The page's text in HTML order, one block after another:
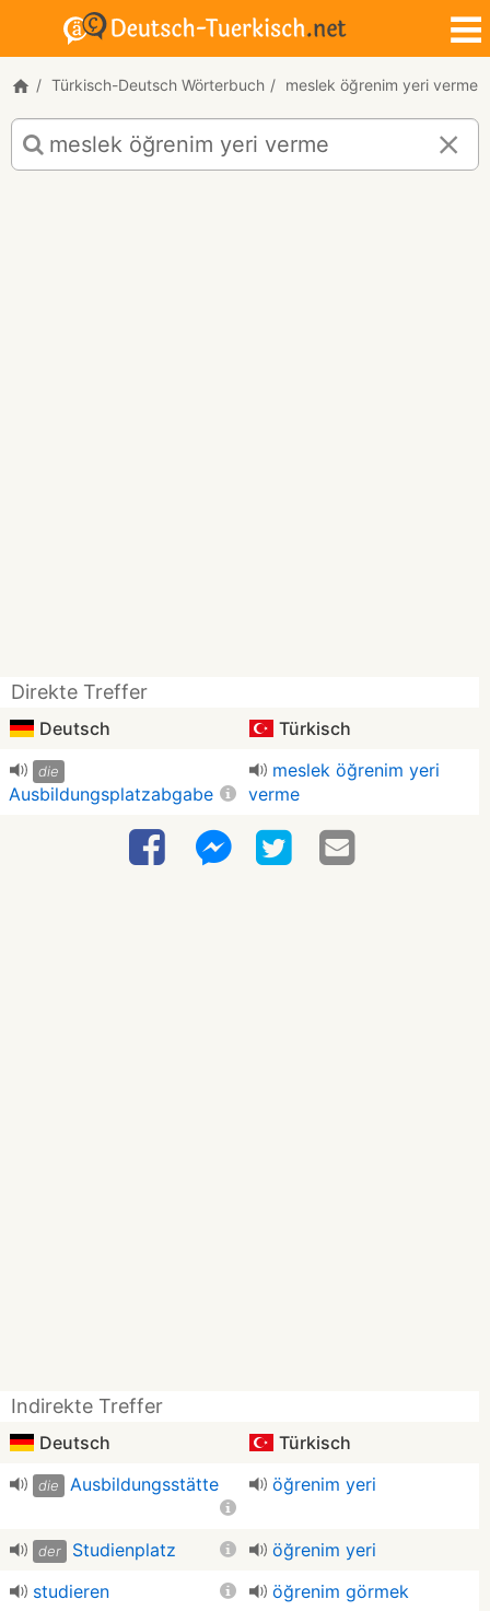
Türkisch-Deutsch Wörterbuch meslek öğrenim yeri verme
Türkisch-
Deutsch
Übersetzung
Direkte Treffer
Deutsch Türkisch
die
Ausbildungsplatzabgabe
meslek öğrenim yeri
verme
Indirekte Treffer
Deutsch Türkisch
die Ausbildungsstätte öğrenim yeri
der Studienplatz
öğrenim yeri
studieren
öğrenim görmek